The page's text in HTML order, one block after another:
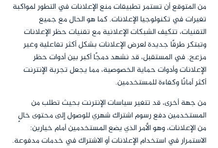
من المتوقع أن تستمر تطبيقات منع الإعلانات في التطور لمواكبة
تغيرات في تكنولوجيا الإعلانات. كما هو الحال مع جميع
التقنيات، تتكيف الشبكات الإعلانية مع تقنيات حظر الإعلانات
وتبتكر طرقًا جديدة لعرض الإعلانات بشكل أكثر تفاعلية وغير
مزعج. في المستقبل، قد نشهد دمجًا أكبر بين أدوات حظر
الإعلانات وأدوات حماية الخصوصية، مما يجعل تجربة الإنترنت
أكثر أمانًا وكفاءة للمستخدمين.
من جهة أخرى، قد تتغير سياسات الإنترنت بحيث تطلب من
المستخدمين دفع رسوم اشتراك شهري للوصول إلى محتوى خالٍ
من الإعلانات، وهو الأمر الذي يضع المستخدمين أمام خيارين:
الاستمرار في استخدام الإعلانات أو الاشتراك في خدمات مدفوعة.